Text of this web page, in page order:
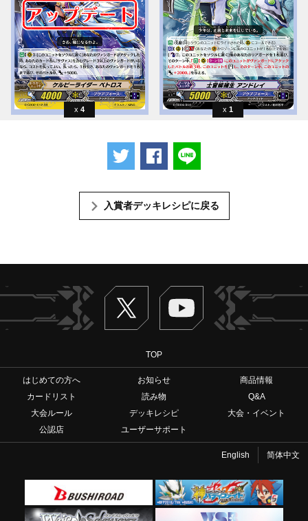
4 1
ツイートするFacebookでシェアする
入賞者デッキレシピに戻る
Twitter ヴァンガードch
TOP
はじめての方へ お知らせ
商品情報
カードリスト
読み物
Q&A
大会ルール
デッキレシピ
大会・イベント
公認店
ユーザーサポート
English 简体中文